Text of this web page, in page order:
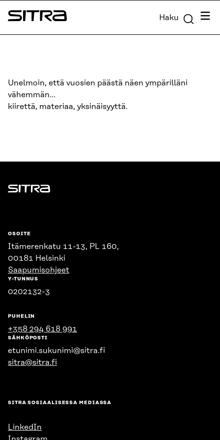
Siirry
suoraan
Sitra Haku
Unelmoin, että vuosien päästä näen ympärilläni
vähemmän…
kiirettä, materiaa, yksinäisyyttä.
Sitra
OSOITE
Itämerenkatu 11-13, PL 160,
00181 Helsinki
Saapumisohjeet
Y-TUNNUS
0202132-3
PUHELIN
+358 294 618 991
SÄHKÖPOSTI
etunimi.sukunimi@sitra.fi
sitra@sitra.fi
SITRA SOSIAALISESSA MEDIASSA
LinkedIn